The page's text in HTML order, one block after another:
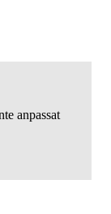
anpassat